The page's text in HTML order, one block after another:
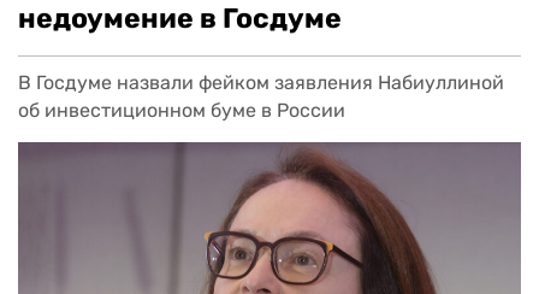
недоумение в Госдуме
В Госдуме назвали фейком заявления Набиуллиной
об инвестиционном буме в России